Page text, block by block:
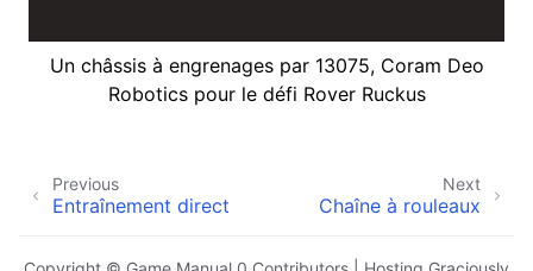
Un châssis à engrenages par 13075, Coram Deo
Robotics pour le défi Rover Ruckus
Next
Chaîne à rouleaux
Previous
Entraînement direct